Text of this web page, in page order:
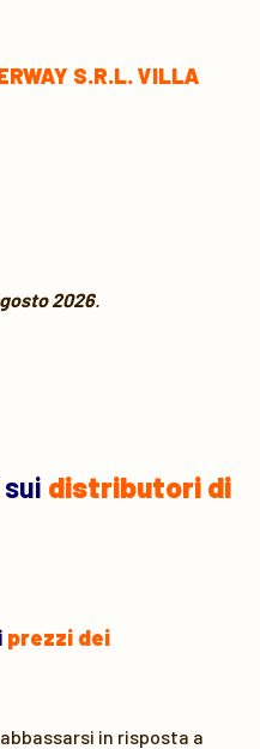
S.R.L. VILLA
2026.
distributori di
prezzi dei
in risposta a